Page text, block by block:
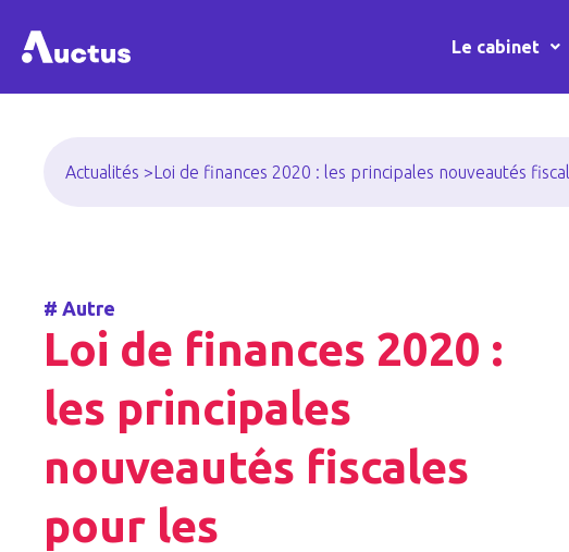
Le cabinet
Actualités >Loi de finances 2020 : les principales nouveautés
# Autre
Loi de finances 2020 :
les principales
nouveautés fiscales
pour les